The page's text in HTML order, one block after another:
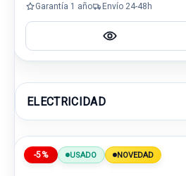
Garantía 1 año Envío 24-48h
ELECTRICIDAD
-5% USADO NOVEDAD